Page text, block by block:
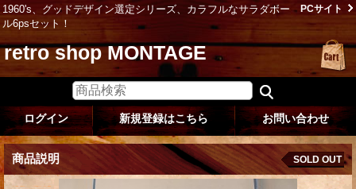
1960's、グッドデザイン選定シリーズ、カラフルなサラダボー
ル6psセット！
PCサイト
retro shop MONTAGE
ログイン 新規登録はこちら お問い合わせ
商品説明 SOLD OUT